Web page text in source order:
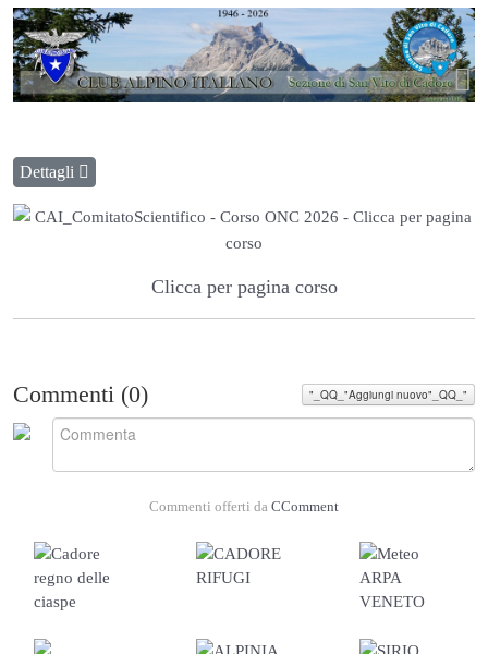
Dettagli
Clicca per pagina corso
Commenti (0) "_QQ_"Aggiungi nuovo"_QQ_"
Commenti offerti da CComment